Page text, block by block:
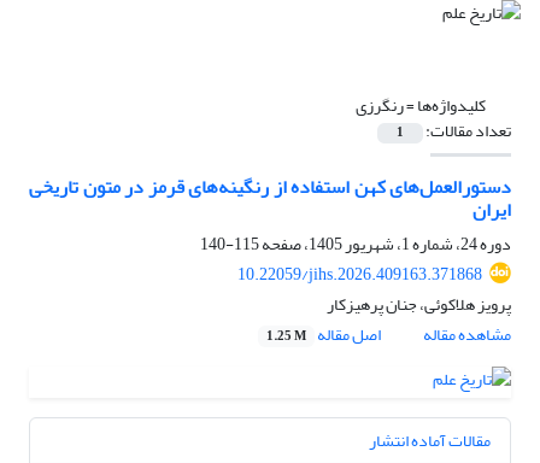
کلیدواژه‌ها =رنگرزی
تعداد مقالات: 1
دستورالعمل‌های کهن استفاده از رنگینه‌های قرمز در متون تاریخی
ایران
دوره 24، شماره 1، شهریور 1405، صفحه
115-140
10.22059/jihs.2026.409163.371868
پرویز هلاکوئی، جنان پرهیزکار
مشاهده مقاله
اصل مقاله 1.25 M
مقالات آماده انتشار